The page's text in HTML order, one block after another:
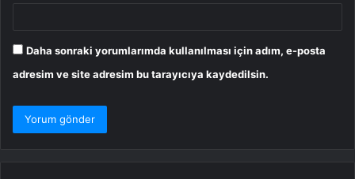
Daha sonraki yorumlarımda kullanılması için adım, e-posta
adresim ve site adresim bu tarayıcıya kaydedilsin.